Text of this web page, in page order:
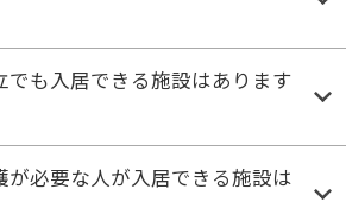
も入居できる施設はあります
必要な人が入居できる施設は